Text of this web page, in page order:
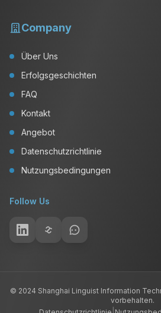
Company
Über Uns
Erfolgsgeschichten
FAQ
Kontakt
Angebot
Datenschutzrichtlinie
Nutzungsbedingungen
Follow Us
© 2024 Shanghai Linguist Information
vorbehalten.